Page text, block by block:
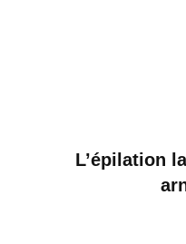
L’épilation